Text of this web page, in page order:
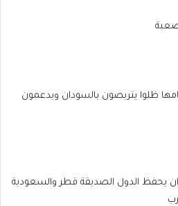
صعبة
ظلوا يتربصون بالسودان ويدعمون
ان يحفظ الدول الصديقة قطر والسعودية